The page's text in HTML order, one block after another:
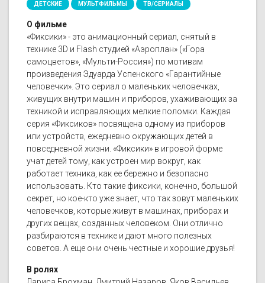
ДЕТСКИЕ МУЛЬТФИЛЬМЫ ТВ/СЕРИАЛЫ
О фильме
«Фиксики» - это анимационный сериал, снятый в
технике 3D и Flash студией «Аэроплан» («Гора
самоцветов», «Мульти-Россия») по мотивам
произведения Эдуарда Успенского «Гарантийные
человечки». Это сериал о маленьких человечках,
живущих внутри машин и приборов, ухаживающих за
техникой и исправляющих мелкие поломки. Каждая
серия «Фиксиков» посвящена одному из приборов
или устройств, ежедневно окружающих детей в
повседневной жизни. «Фиксики» в игровой форме
учат детей тому, как устроен мир вокруг, как
работает техника, как ее бережно и безопасно
использовать. Кто такие фиксики, конечно, большой
секрет, но кое-кто уже знает, что так зовут маленьких
человечков, которые живут в машинах, приборах и
других вещах, созданных человеком. Они отлично
разбираются в технике и дают много полезных
советов. А еще они очень честные и хорошие друзья!
В ролях